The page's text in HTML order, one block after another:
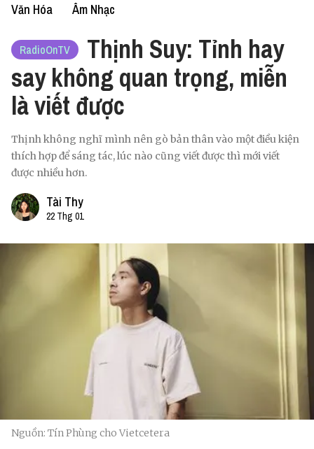
Văn Hóa Âm Nhạc
RadioOnTV
Thịnh Suy: Tỉnh hay
say không quan trọng, miễn
là viết được
Thịnh không nghĩ mình nên gò bản thân vào một điều kiện
thích hợp để sáng tác, lúc nào cũng viết được thì mới viết
được nhiều hơn.
Tài Thy
22 Thg 01
Nguồn: Tín Phùng cho Vietcetera